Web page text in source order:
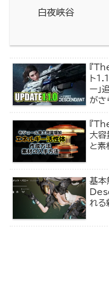
白夜峡谷
『
ト
ー」
がさ
『
大容
と素
基本
れる